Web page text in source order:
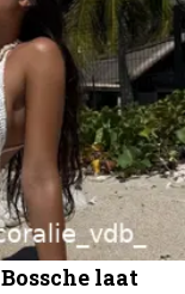
laat